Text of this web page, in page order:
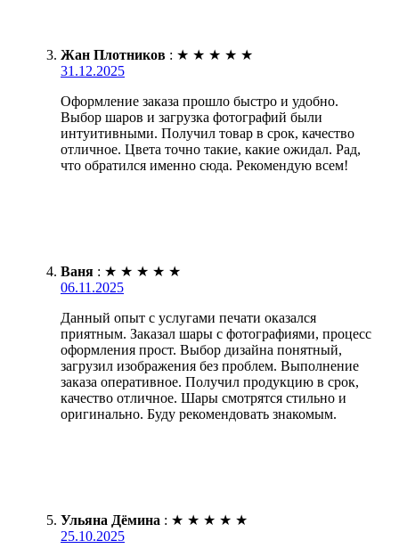
Жан Плотников : ★ ★ ★ ★ ★
31.12.2025
Оформление заказа прошло быстро и удобно.
Выбор шаров и загрузка фотографий были
интуитивными. Получил товар в срок, качество
отличное. Цвета точно такие, какие ожидал. Рад,
что обратился именно сюда. Рекомендую всем!
Ваня : ★ ★ ★ ★ ★
06.11.2025
Данный опыт с услугами печати оказался
приятным. Заказал шары с фотографиями, процесс
оформления прост. Выбор дизайна понятный,
загрузил изображения без проблем. Выполнение
заказа оперативное. Получил продукцию в срок,
качество отличное. Шары смотрятся стильно и
оригинально. Буду рекомендовать знакомым.
Ульяна Дёмина : ★ ★ ★ ★ ★
25.10.2025